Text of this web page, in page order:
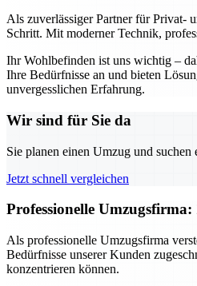
Als zuverlässiger Partner für Privat-
Schritt. Mit moderner Technik,
Ihr Wohlbefinden ist uns wichtig –
Ihre Bedürfnisse an und bieten
unvergesslichen Erfahrung.
Wir sind für Sie da
Sie planen einen Umzug und
Jetzt schnell vergleichen
Professionelle
Als professionelle Umzugsfirma
Bedürfnisse unserer Kunden
konzentrieren können.